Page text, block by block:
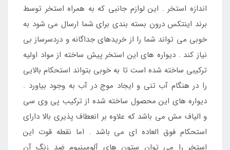
اندازه استخر . این لوازم جانبی که به همراه استخر توسط
برند اینتکس درون بسته بندی برای شما ارسال می شود به
خوبی می تواند شما را از خریدهای جداگانه و دردسرساز بی
نیاز کند . دیواره های این استخر پیش ساخته از مواد اولیه
ترکیبی ساخته شده است تا به خوبی بتواند استحکام بالایی
را در هنگام آب تنی و ایجاد موج در آب به وجود بیاورد .
دیواره های این محصول ساخته شده از ترکیب پی وی سی
و الیاف مش می باشد که علاوه بر انعطاف پذیری بالا دارای
استحکام فوق العاده ای می باشد . اما نقطه قوت این
استخر را می توان ستون های آلومینیوم ضد زنگ آن